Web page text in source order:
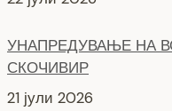
УНАПРЕДУВАЊЕ НА
СКОЧИВИР
21 јули 2026